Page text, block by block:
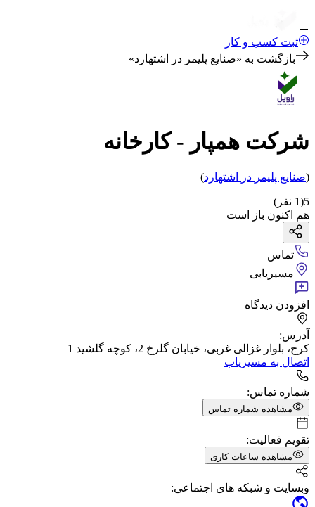
ثبت کسب و کار
بازگشت به «صنایع پلیمر در اشتهارد»
شرکت همپار - کارخانه
(صنایع پلیمر در اشتهارد)
5
(
1 نفر)
هم اکنون باز است
تماس
مسیریابی
افزودن دیدگاه
آدرس:
کرج، بلوار غزالی غربی، خیابان گلرخ 2، کوچه گلشید 1
اتصال به مسیریاب
شماره تماس:
مشاهده شماره تماس
تقویم فعالیت:
مشاهده ساعات کاری
وبسایت و شبکه های اجتماعی: